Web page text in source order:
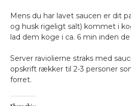
Mens du har lavet saucen er dit
og husk rigeligt salt) kommet i
lad dem koge i ca. 6 min inden
Server raviolierne straks med
opskrift rækker til 2-3 personer
forret.